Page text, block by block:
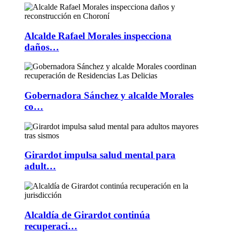
Alcalde Rafael Morales inspecciona
daños…
Gobernadora Sánchez y alcalde Morales
co…
Girardot impulsa salud mental para
adult…
Alcaldía de Girardot continúa
recuperaci…